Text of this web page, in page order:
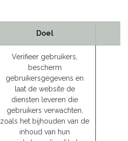
Doel
Verifieer gebruikers,
bescherm
gebruikersgegevens en
laat de website de
diensten leveren die
gebruikers verwachten,
zoals het bijhouden van de
inhoud van hun